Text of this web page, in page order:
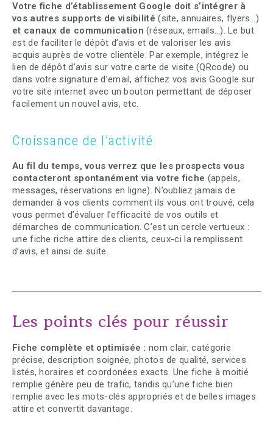
Votre fiche d’établissement Google doit s’intégrer à
vos autres supports de visibilité (site, annuaires, flyers…)
et canaux de communication (réseaux, emails…). Le but
est de faciliter le dépôt d’avis et de valoriser les avis
acquis auprès de votre clientèle. Par exemple, intégrez le
lien de dépôt d’avis sur votre carte de visite (QRcode) ou
dans votre signature d’email, affichez vos avis Google sur
votre site internet avec un bouton permettant de déposer
facilement un nouvel avis, etc.
Croissance de l’activité
Au fil du temps, vous verrez que les prospects vous
contacteront spontanément via votre fiche (appels,
messages, réservations en ligne). N’oubliez jamais de
demander à vos clients comment ils vous ont trouvé, cela
vous permet d’évaluer l’efficacité de vos outils et
démarches de communication. C’est un cercle vertueux :
une fiche riche attire des clients, ceux-ci la remplissent
d’avis, et ainsi de suite.
Les points clés pour réussir
Fiche complète et optimisée : nom clair, catégorie
précise, description soignée, photos de qualité, services
listés, horaires et coordonées exacts. Une fiche à moitié
remplie génère peu de trafic, tandis qu’une fiche bien
remplie avec les mots-clés appropriés et de belles images
attire et convertit davantage.